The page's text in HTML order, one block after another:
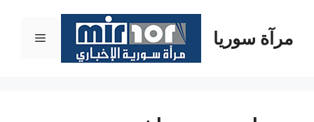
المحتوىمرآة سوريا القائمة